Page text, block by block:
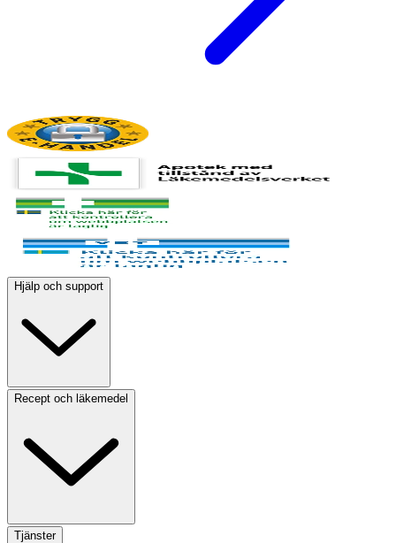
Hjälp och support
Recept och läkemedel
Tjänster